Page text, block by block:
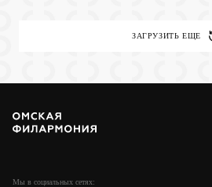
ЗАГРУЗИТЬ ЕЩЕ
Мы в социальных сетях: